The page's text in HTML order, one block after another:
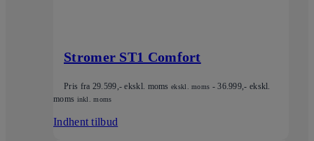
Stromer ST1 Comfort
Pris fra 29.599,- ekskl. moms ekskl. moms -36.999,- ekskl.
moms inkl. moms
Indhent tilbud